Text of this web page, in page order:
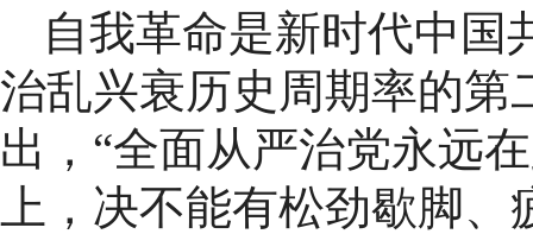
自我革命是新时代中国
治乱兴衰历史周期率的第
出，“全面从严治党永远
上，决不能有松劲歇脚